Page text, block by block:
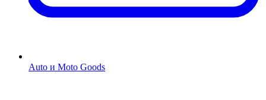
Auto и Moto Goods